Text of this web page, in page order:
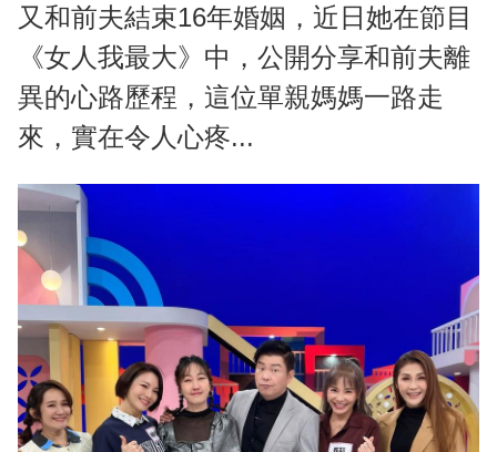
又和前夫結束16年婚姻，近日她在節目
《女人我最大》中，公開分享和前夫離
異的心路歷程，這位單親媽媽一路走
來，實在令人心疼...